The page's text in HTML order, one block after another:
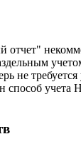
отчет"
не
способ